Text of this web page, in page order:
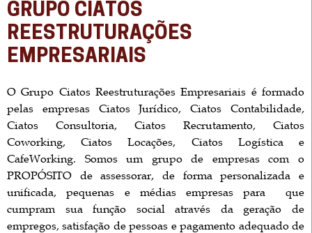
GRUPO CIATOS
REESTRUTURAÇÕES
EMPRESARIAIS
O Grupo Ciatos Reestruturações Empresariais é formado
pelas empresas Ciatos Jurídico, Ciatos Contabilidade,
Ciatos Consultoria, Ciatos Recrutamento, Ciatos
Coworking, Ciatos Locações, Ciatos Logística e
CafeWorking. Somos um grupo de empresas com o
PROPÓSITO de assessorar, de forma personalizada e
unificada, pequenas e médias empresas para que
cumpram sua função social através da geração de
empregos, satisfação de pessoas e pagamento adequado de